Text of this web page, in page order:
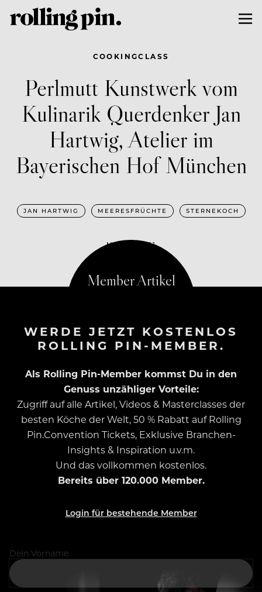
COOKINGCLASS
Perlmutt Kunstwerk vom
Kulinarik Querdenker Jan
Hartwig, Atelier im
Bayerischen Hof München
JAN HARTWIG MEERESFRÜCHTE STERNEKOCH
MAI 19, 2021
WERDE JETZT KOSTENLOS
ROLLING PIN-MEMBER.
Als Rolling Pin-Member kommst Du in den
Genuss unzähliger Vorteile:
Zugriff auf alle Artikel, Videos & Masterclasses der
besten Köche der Welt, 50 % Rabatt auf Rolling
Pin.Convention Tickets, Exklusive Branchen-
Insights & Inspiration u.v.m.
Und das vollkommen kostenlos.
Bereits über 120.000 Member.
Login für bestehende Member
Dein Vorname